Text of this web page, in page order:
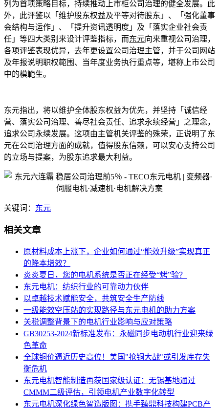
列为首项策略目标，持续推动上市柜公司治理的健全发展。此
外，此评鉴以「维护股东权益及平等对待股东」、「强化董事
会结构与运作」、「提升资讯透明度」及「落实企业社会责
任」等四大类别来设计评鉴指标，而东元向来重视公司治理，
各项评鉴表现优异，去年更设置公司治理主管，并于公司网站
及年报说明职权範围、当年度业务执行重点等，堪称上市公司
中的模範生。
东元指出，将以维护全体股东权益为优先，并坚持「诚信经
营、落实公司治理、善尽社会责任、追求永续经营」之理念，
追求公司永续发展。这项由主管机关评鉴的殊荣，正说明了东
元在公司治理方面的成就，值得股东信赖，可以安心支持公司
的立场与提案，为股东追求最大利益。
关键词： 东元
相关文章
原材料成本上涨下，企业如何通过“能效升级”实现真正
的降本增效？
炎炎夏日，您的电机系统是否正在经受“烤”验？
东元电机：纺织行业的可靠动力伙伴
以卓越技术赋能安全，共筑安全生产防线
一级能效空压站的实现路径与东元电机的助力方案
关税调整背景下的电机行业影响与应对策略
GB30253-2024新标准发布：永磁同步电动机行业迎来绿
色革命
​全球铜价逼近历史高位！美国"抢铜大战"或引发库存失
衡危机
东元电机智能制造再获国家级认证：无锡基地通过
CMMM二级评估，引领电机产业数字化转型
东元电机深化绿色智造版图：携手臻鼎科技构建PCB产